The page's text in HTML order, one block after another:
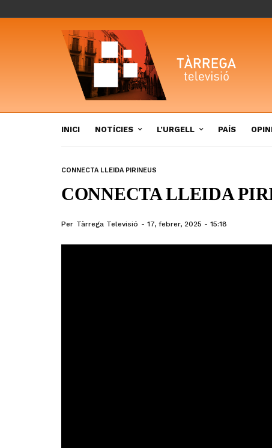
INICI NOTÍCIES L’URGELL PAÍS
CONNECTA LLEIDA PIRINEUS
CONNECTA LLEIDA
Per Tàrrega Televisió 17, febrer, 2025 - 15:18